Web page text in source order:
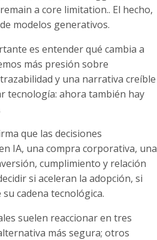
a core limitation.. El hecho,
modelos generativos.
es entender qué cambia a
más presión sobre
y una narrativa creíble
tecnología: ahora también hay
que las decisiones
IA, una compra corporativa, una
cumplimiento y relación
si aceleran la adopción, si
cadena tecnológica.
suelen reaccionar en tres
más segura; otros